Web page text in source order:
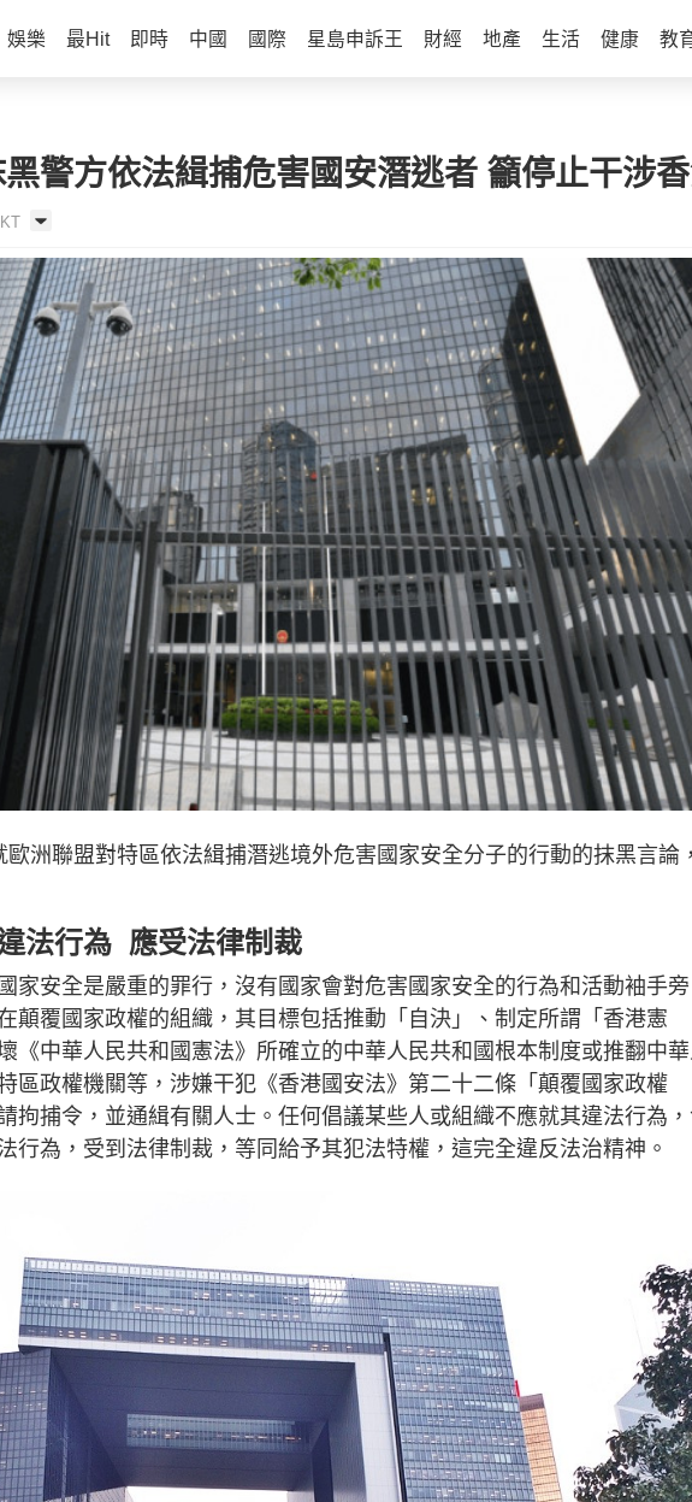
娛樂 最Hit 即時 中國 國際 星島申訴王 財經 地產 生活 健康 教
警方依法緝捕危害國安潛逃者 籲停止干涉
洲聯盟對特區依法緝捕潛逃境外危害國家安全分子的行動的抹黑言論
法行為 應受法律制裁
家安全是嚴重的罪行，沒有國家會對危害國家安全的行為和活動袖手旁
顛覆國家政權的組織，其目標包括推動「自決」、制定所謂「香港憲
《中華人民共和國憲法》所確立的中華人民共和國根本制度或推翻中
區政權機關等，涉嫌干犯《香港國安法》第二十二條「顛覆國家政權
拘捕令，並通緝有關人士。任何倡議某些人或組織不應就其違法行為
行為，受到法律制裁，等同給予其犯法特權，這完全違反法治精神。